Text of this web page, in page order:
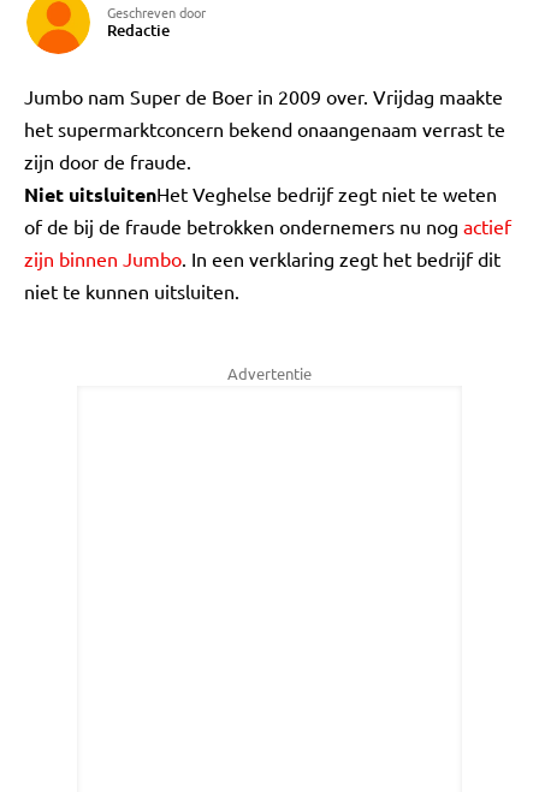
Geschreven door
Redactie
Jumbo nam Super de Boer in 2009 over. Vrijdag maakte
het supermarktconcern bekend onaangenaam verrast te
zijn door de fraude.
Niet uitsluitenHet Veghelse bedrijf zegt niet te weten
of de bij de fraude betrokken ondernemers nu nog actief
zijn binnen Jumbo. In een verklaring zegt het bedrijf dit
niet te kunnen uitsluiten.
Advertentie